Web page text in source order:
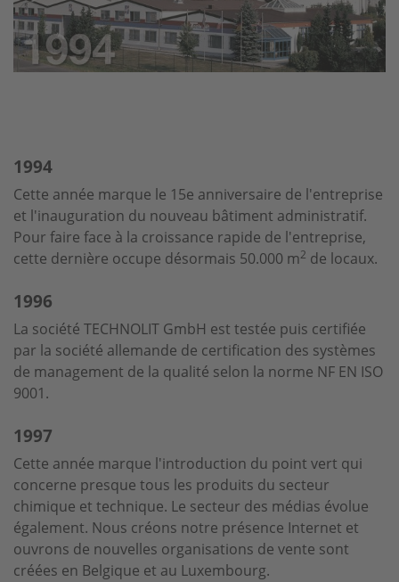
1994
Cette année marque le 15e anniversaire de l'entreprise
et l'inauguration du nouveau bâtiment administratif.
Pour faire face à la croissance rapide de l'entreprise,
cette dernière occupe désormais 50.000 m2 de locaux.
1996
La société TECHNOLIT GmbH est testée puis certifiée
par la société allemande de certification des systèmes
de management de la qualité selon la norme NF EN ISO
9001.
1997
Cette année marque l'introduction du point vert qui
concerne presque tous les produits du secteur
chimique et technique. Le secteur des médias évolue
également. Nous créons notre présence Internet et
ouvrons de nouvelles organisations de vente sont
créées en Belgique et au Luxembourg.